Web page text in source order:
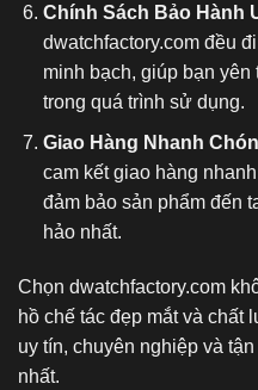
Chính Sách Bảo Hành
dwatchfactory.com đều
minh bạch, giúp bạn
trong quá trình sử dụng.
Giao Hàng Nhanh
cam kết giao hàng
đảm bảo sản phẩm đến
hảo nhất.
Chọn dwatchfactory.com
hồ chế tác đẹp mắt và chất
uy tín, chuyên nghiệp và
nhất.